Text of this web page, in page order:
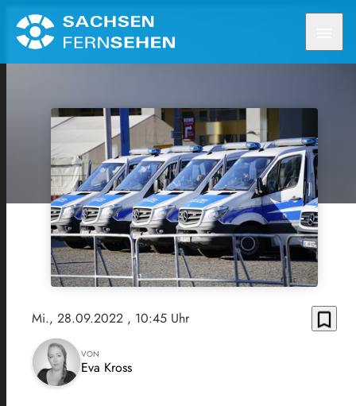
Mi., 28.09.2022 , 10:45 Uhr bookmark_border
VON
Eva Kross